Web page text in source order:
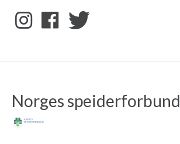
Norges speiderforbund